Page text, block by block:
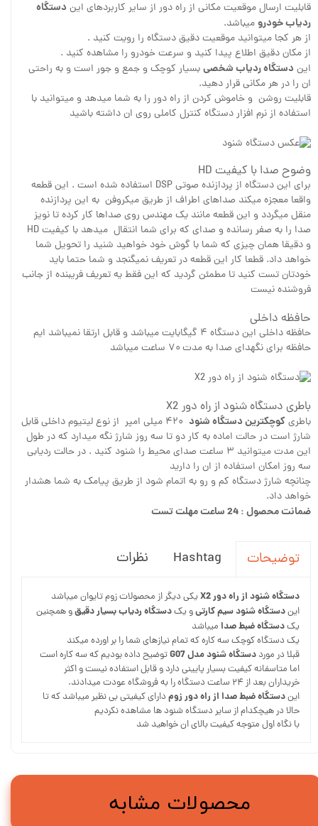
قابلیت ارسال موقعیت مکانی از راه دور از سایر کاربردهای این دستگاه
ردیاب خودرومیباشد.
از هر کجا میتوانید موقعیت دقیق دستگاه را رویت کنید .
از مکان دقیق اطلاع پیدا کنید و سرعت خودرو را مشاهده کنید .
این دستگاه ردیاب شخصیبسیار کوچک و جمع و جور است و به راحتی
ان را در هر مکانی قرار دهید.
قابلیت روشن و خاموش کردن از راه دور را به شما میدهد و میتوانید با
استفاده از نرم افزار دستگاه کنترل کاملی روی ان داشته باشید
وضوح صدا با کیفیت HD
برای این دستگاه از پردازنده صوتی DSP استفاده شده است . این قطعه
واقعا معجزه میکند صداهای اطراف از طریق میکروفن به این پردازنده
منقل میگردد و این قطعه مانند یک مهندس روی صداها کار کرده تا نویز
صدا را به صفر رسانده و صدای که برای شما انتقال میدهد با کیفیت HD
و دقیقا همان چیزی که شما با گوش خود خواهید شنید را تحویل شما
خواهد داد. قطعا کار این قطعه در تعریف نمیگنجد و شما حتما باید
خودتان تست کنید تا مطمئن گردید که این فقط یه تعریف فریبنده از جانب
فروشنده نیست
حافظه داخلی
حافظه داخلی این دستگاه ۴ گیگابایت میباشد و قابل ارتقا نمیباشد ایم
حافظه برای نگهدای صدا به مدت ۷۰ ساعت میباشد
باطری دستگاه شنود از راه دور X2
باطریکوچکترین دستگاه شنود
۴۲۰ میلی امپر از نوع لیتیوم داخلی قابل
شارژ است در حالت اماده به کار دو تا سه روز شارژ نگه میدارد که در طول
این مدت میتوانید ۳ ساعت صدای محیط را شنود کنید . در حالت ردیابی
سه روز امکان استفاده از ان را دارید
چنانچه شارژ دستگاه کم و رو به اتمام شود از طریق پیامک به شما هشدار
خواهد داد.
ضمانت محصول : 24 ساعت مهلت تست
توضیحات Hashtag نظرات
دستگاه شنود از راه دور X2
یکی دیگر از محصولات زوم تایوان میباشد
ایندستگاه شنود سیم کارتیو یکدستگاه ردیاب بسیار دقیقو همچنین
یکدستگاه ضبط صدا میباشد
یک دستگاه کوچک سه کاره که تمام نیازهای شما را بر اورده میکند
قبلا در مورد دستگاه شنود مدل G07
توضیح داده بودیم که سه کاره است
اما متاسفانه کیفیت بسیار پایینی دارد و قابل استفاده نیست و اکثر
خریداران بعد از ۲۴ ساعت دستگاه را به فروشگاه عودت میدادند.
ایندستگاه ضبط صدا از راه دور زوم دارای کیفیتی بی نظیر میباشد که تا
حالا در هیچکدام از سایر دستگاه شنود ها مشاهده نکردیم
با نگاه اول متوجه کیفیت بالای ان خواهید شد
محصولات مشابه